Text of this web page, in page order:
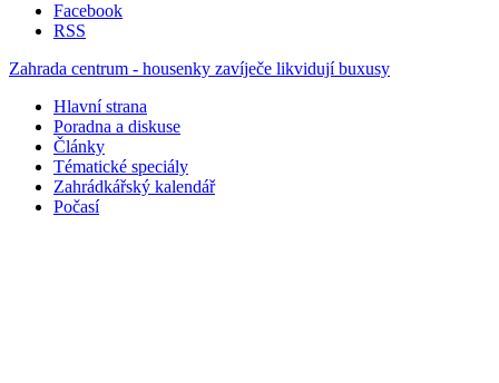
Facebook
RSS
Zahrada centrum - housenky zavíječe likvidují buxusy
Hlavní strana
Poradna a diskuse
Články
Tématické speciály
Zahrádkářský kalendář
Počasí